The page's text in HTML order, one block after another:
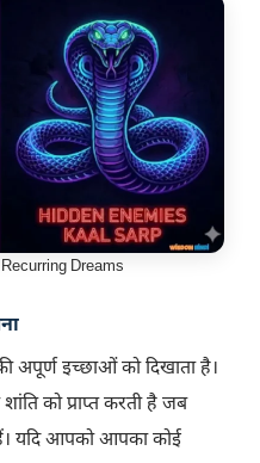
Dreams
अपूर्ण इच्छाओं को दिखाता है।
को प्राप्त करती है जब
यदि आपको आपका कोई